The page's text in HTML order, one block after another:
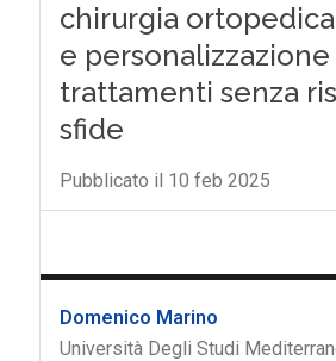
chirurgia
e
trattamenti senza
sfide
Pubblicato il 10 feb 2025
Domenico Marino
Università Degli Studi